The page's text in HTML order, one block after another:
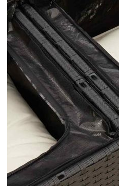
Цвят: Черен
Материал: PE ратан,
покритие, акациева
покритие
Размери: 100 x 55
Възглавница:
Цвят: Кремавобял
Материал на
полиестер)
Материал за пълнеж
сядане: Дунапрен
Материал за
Памучни влакна